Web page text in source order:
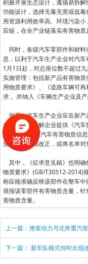
积极开展生态设计，遵循易拆
功能设计，选择无毒无害或低
用资源利用效率高、环境污染
应链，在全产业链落实有害物质
同时，各级汽车零部件和材
息，以利于汽车生产企业对汽
1月1日起，对总座位数不超过
实施管理：包括新产品有害物
用物质要求》、《道路车辆可
求， 并纳入《车辆生产企业及
据悉，汽车生产企业应在新
式，向回收拆解企业提供《汽
利用司)报送《汽车有害物质信
受到责令限期改正，或将名单对
其中，《征求意见稿》也明确
物质要求》(GB/T30512-2014)
称应能准确反映该部件在整车
填报该零部件有害物质含量，
害物质含量。
上一篇：潍柴动力与北奔重汽
下一篇： 新车队模式何时出现